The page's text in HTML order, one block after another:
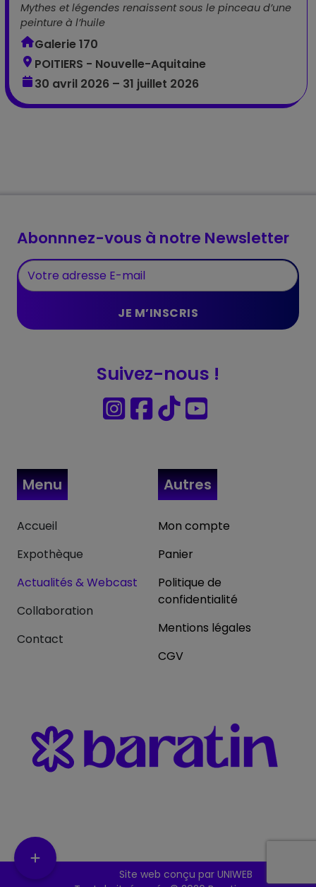
Mythes et légendes renaissent sous le pinceau d’une
peinture à l’huile
Galerie 170
POITIERS - Nouvelle-Aquitaine
30 avril 2026 – 31 juillet 2026
Abonnnez-vous à notre Newsletter
Suivez-nous !
Menu
Accueil
Expothèque
Actualités & Webcast
Collaboration
Contact
Autres
Mon compte
Panier
Politique de
confidentialité
Mentions légales
CGV
Site web conçu par UNIWEB